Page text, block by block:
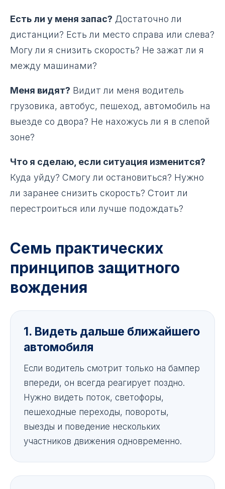
Есть ли у меня запас? Достаточно ли
дистанции? Есть ли место справа или слева?
Могу ли я снизить скорость? Не зажат ли я
между машинами?
Меня видят? Видит ли меня водитель
грузовика, автобус, пешеход, автомобиль на
выезде со двора? Не нахожусь ли я в слепой
зоне?
Что я сделаю, если ситуация изменится?
Куда уйду? Смогу ли остановиться? Нужно
ли заранее снизить скорость? Стоит ли
перестроиться или лучше подождать?
Семь практических
принципов защитного
вождения
1. Видеть дальше ближайшего
автомобиля
Если водитель смотрит только на бампер
впереди, он всегда реагирует поздно.
Нужно видеть поток, светофоры,
пешеходные переходы, повороты,
выезды и поведение нескольких
участников движения одновременно.